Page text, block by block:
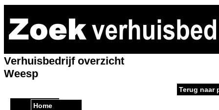
Home
Verhuisbedrijf overzicht
Weesp
Terug naar